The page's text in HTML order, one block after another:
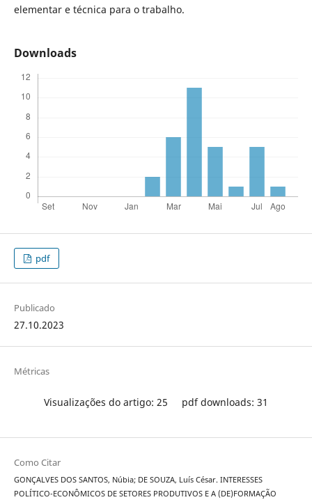
elementar e técnica para o trabalho.
Downloads
pdf
Publicado
27.10.2023
Métricas
Visualizações do artigo: 25 pdf downloads: 31
Como Citar
GONÇALVES DOS SANTOS, Núbia; DE SOUZA, Luís César. INTERESSES
POLÍTICO-ECONÔMICOS DE SETORES PRODUTIVOS E A (DE)FORMAÇÃO